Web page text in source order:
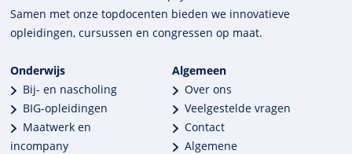
Samen met onze top­docenten bieden we innova­tieve
opleidingen, cursussen en congres­sen op maat.
Onderwijs
Bij- en nascholing
BIG-opleidingen
Maatwerk en
incompany
Algemeen
Over ons
Veelgestelde vragen
Contact
Algemene